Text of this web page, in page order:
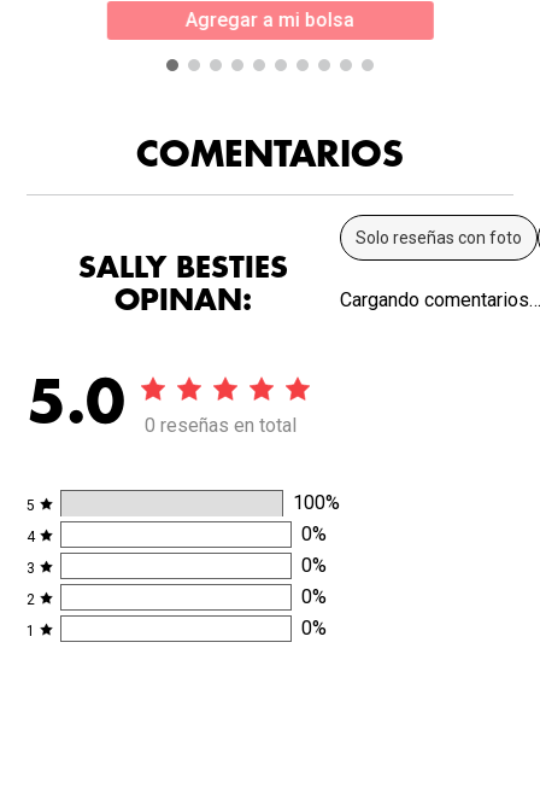
Agregar a mi bolsa
COMENTARIOS
SALLY BESTIES
OPINAN:
5.0 0 reseñas en total
5 100%
4 0%
3 0%
2 0%
1 0%
Solo reseñas con foto
Cargando